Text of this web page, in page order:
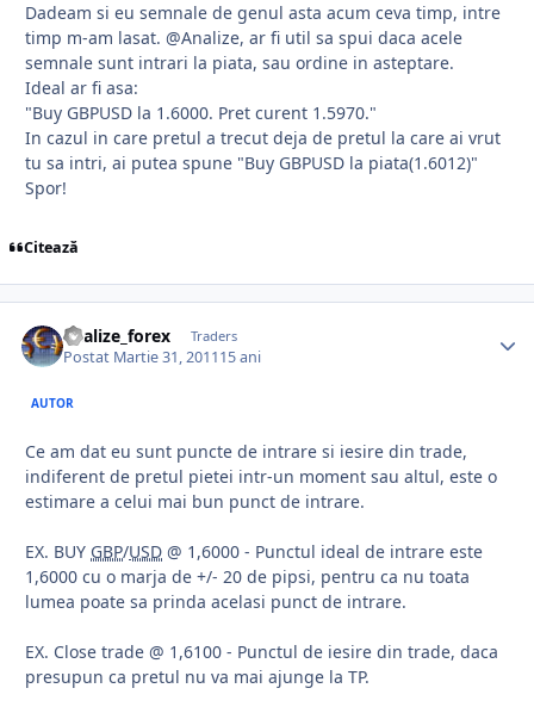
Dadeam si eu semnale de genul asta acum ceva timp, intre
timp m-am lasat. @Analize, ar fi util sa spui daca acele
semnale sunt intrari la piata, sau ordine in asteptare.
Ideal ar fi asa:
"Buy GBPUSD la 1.6000. Pret curent 1.5970."
In cazul in care pretul a trecut deja de pretul la care ai vrut
tu sa intri, ai putea spune "Buy GBPUSD la piata(1.6012)"
Spor!
Citează
analize_forex Traders
Postat Martie 31, 201115 ani
AUTOR
Ce am dat eu sunt puncte de intrare si iesire din trade,
indiferent de pretul pietei intr-un moment sau altul, este o
estimare a celui mai bun punct de intrare.
EX. BUY GBP/USD @ 1,6000 - Punctul ideal de intrare este
1,6000 cu o marja de +/- 20 de pipsi, pentru ca nu toata
lumea poate sa prinda acelasi punct de intrare.
EX. Close trade @ 1,6100 - Punctul de iesire din trade, daca
presupun ca pretul nu va mai ajunge la TP.